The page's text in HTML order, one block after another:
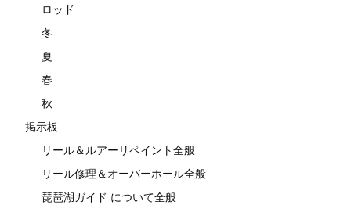
ロッド
冬
夏
春
秋
掲示板
リール＆ルアーリペイント全般
リール修理＆オーバーホール全般
琵琶湖ガイド について全般